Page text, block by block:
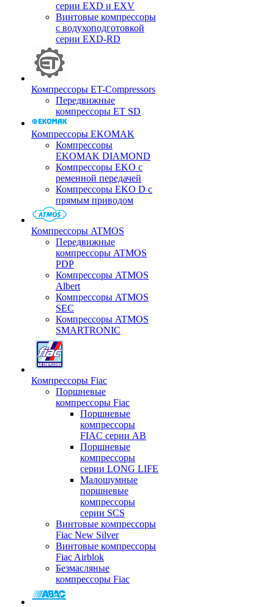
серии EXD и EXV
Винтовые компрессоры
с водухоподготовкой
серии EXD-RD
Компрессоры ET-Compressors
Передвижные
компрессоры ET SD
Компрессоры EKOMAK
Компрессоры
EKOMAK DIAMOND
Компрессоры EKO c
ременной передачей
Компрессоры EKO D с
прямым приводом
Компрессоры ATMOS
Передвижные
компрессоры ATMOS
PDP
Компрессоры ATMOS
Albert
Компрессоры ATMOS
SEC
Компрессоры ATMOS
SMARTRONIC
Компрессоры Fiac
Поршневые
компрессоры Fiac
Поршневые
компрессоры
FIAC серии AB
Поршневые
компрессоры
серии LONG LIFE
Малошумные
поршневые
компрессоры
серии SCS
Винтовые компрессоры
Fiac New Silver
Винтовые компрессоры
Fiac Airblok
Безмасляные
компрессоры Fiac